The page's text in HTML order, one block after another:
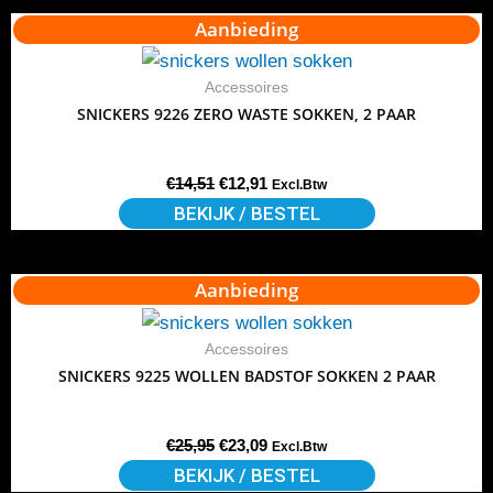
gekozen
worden
op
de
Aanbieding
Accessoires
SNICKERS 9226 ZERO WASTE SOKKEN, 2 PAAR
€14,51
Oorspronkelijke
prijs
was:
€14,51.
€12,91
Huidige
prijs
is:
€12,91.
Excl.Btw
BEKIJK / BESTEL
Dit
product
heeft
meerdere
Deze
optie
gekozen
worden
op
Aanbieding
Accessoires
SNICKERS 9225 WOLLEN BADSTOF SOKKEN 2 PAAR
€25,95
Oorspronkelijke
prijs
was:
€25,95.
€23,09
Huidige
prijs
is:
€23,09.
Excl.Btw
BEKIJK / BESTEL
Dit
product
heeft
meerdere
Deze
optie